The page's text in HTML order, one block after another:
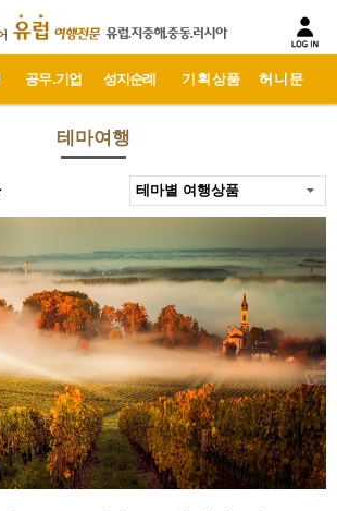
공무.기업 성지순례 기획상품 허니문
테마여행